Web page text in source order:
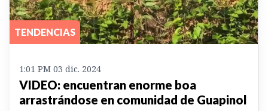
TENDENCIAS
1:01 PM 03 dic. 2024
VIDEO: encuentran enorme boa
arrastrándose en comunidad de Guapinol